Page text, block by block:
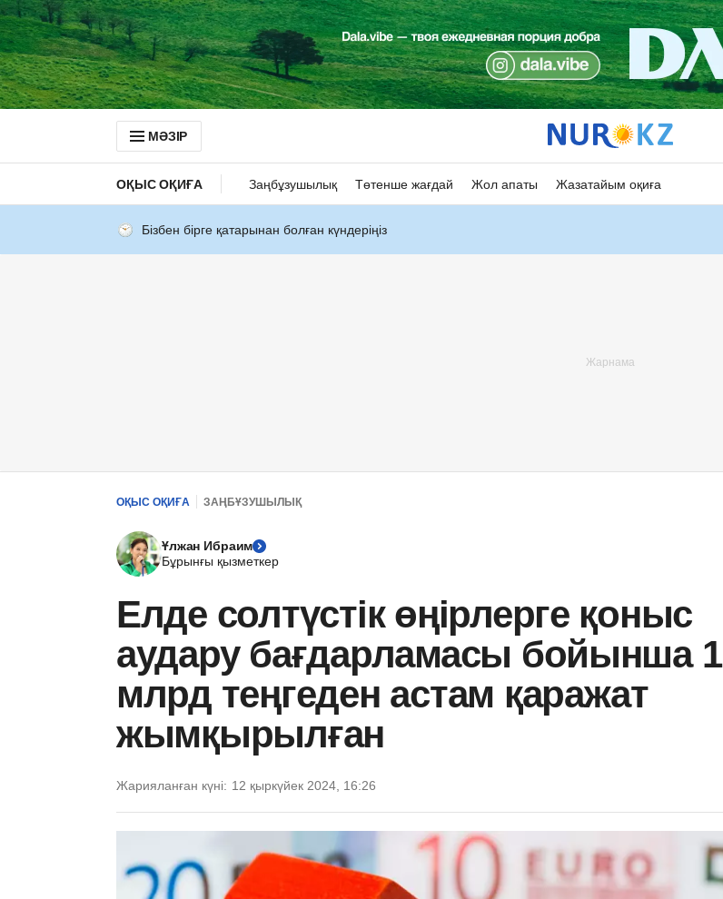
МӘЗІР
ОҚЫС ОҚИҒА Заңбұзушылық Төтенше жағдай Жол апаты Жазатайым оқиға
Бізбен бірге қатарынан болған күндеріңіз
ОҚЫС ОҚИҒА ЗАҢБҰЗУШЫЛЫҚ
Ұлжан Ибраим
Бұрынғы қызметкер
Елде солтүстік өңірлерге қоныс
аудару бағдарламасы бойынша 1
млрд теңгеден астам қаражат
жымқырылған
Жарияланған күні: 12 қыркүйек 2024, 16:26